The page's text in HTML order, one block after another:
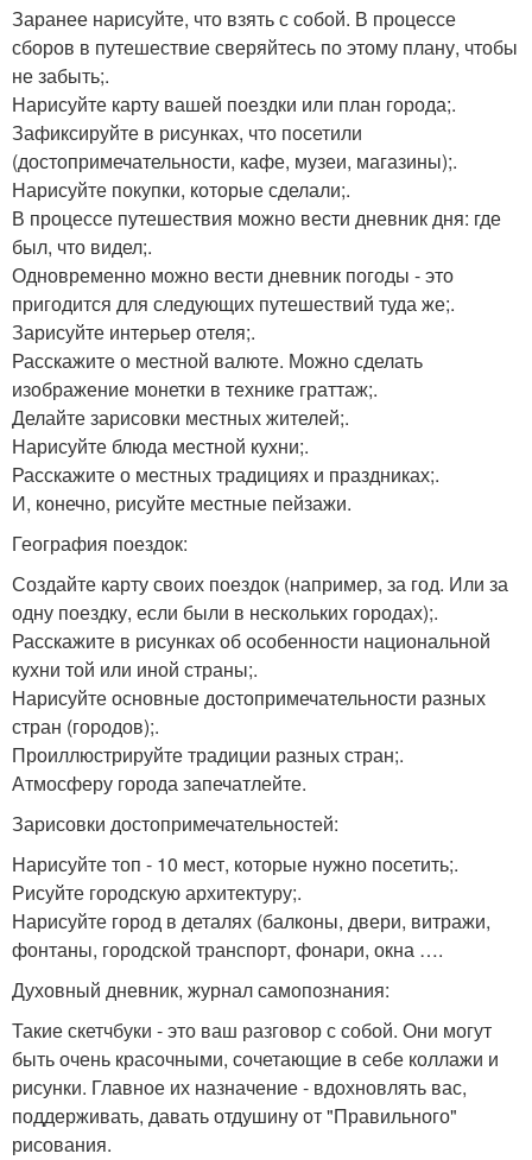
Заранее нарисуйте, что взять с собой. В процессе
сборов в путешествие сверяйтесь по этому плану, чтобы
не забыть;.
Нарисуйте карту вашей поездки или план города;.
Зафиксируйте в рисунках, что посетили
(достопримечательности, кафе, музеи, магазины);.
Нарисуйте покупки, которые сделали;.
В процессе путешествия можно вести дневник дня: где
был, что видел;.
Одновременно можно вести дневник погоды - это
пригодится для следующих путешествий туда же;.
Зарисуйте интерьер отеля;.
Расскажите о местной валюте. Можно сделать
изображение монетки в технике граттаж;.
Делайте зарисовки местных жителей;.
Нарисуйте блюда местной кухни;.
Расскажите о местных традициях и праздниках;.
И, конечно, рисуйте местные пейзажи.
География поездок:
Создайте карту своих поездок (например, за год. Или за
одну поездку, если были в нескольких городах);.
Расскажите в рисунках об особенности национальной
кухни той или иной страны;.
Нарисуйте основные достопримечательности разных
стран (городов);.
Проиллюстрируйте традиции разных стран;.
Атмосферу города запечатлейте.
Зарисовки достопримечательностей:
Нарисуйте топ - 10 мест, которые нужно посетить;.
Рисуйте городскую архитектуру;.
Нарисуйте город в деталях (балконы, двери, витражи,
фонтаны, городской транспорт, фонари, окна ….
Духовный дневник, журнал самопознания:
Такие скетчбуки - это ваш разговор с собой. Они могут
быть очень красочными, сочетающие в себе коллажи и
рисунки. Главное их назначение - вдохновлять вас,
поддерживать, давать отдушину от "Правильного"
рисования.